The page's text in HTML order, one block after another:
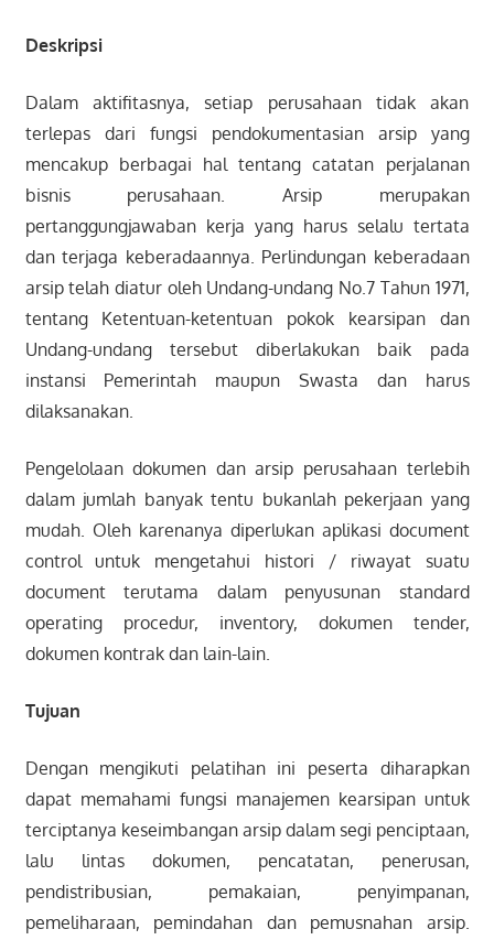
Deskripsi
Dalam aktifitasnya, setiap perusahaan tidak akan
terlepas dari fungsi pendokumentasian arsip yang
mencakup berbagai hal tentang catatan perjalanan
bisnis perusahaan. Arsip merupakan
pertanggungjawaban kerja yang harus selalu tertata
dan terjaga keberadaannya. Perlindungan keberadaan
arsip telah diatur oleh Undang-undang No.7 Tahun 1971,
tentang Ketentuan-ketentuan pokok kearsipan dan
Undang-undang tersebut diberlakukan baik pada
instansi Pemerintah maupun Swasta dan harus
dilaksanakan.
Pengelolaan dokumen dan arsip perusahaan terlebih
dalam jumlah banyak tentu bukanlah pekerjaan yang
mudah. Oleh karenanya diperlukan aplikasi document
control untuk mengetahui histori / riwayat suatu
document terutama dalam penyusunan standard
operating procedur, inventory, dokumen tender,
dokumen kontrak dan lain-lain.
Tujuan
Dengan mengikuti pelatihan ini peserta diharapkan
dapat memahami fungsi manajemen kearsipan untuk
terciptanya keseimbangan arsip dalam segi penciptaan,
lalu lintas dokumen, pencatatan, penerusan,
pendistribusian, pemakaian, penyimpanan,
pemeliharaan, pemindahan dan pemusnahan arsip.